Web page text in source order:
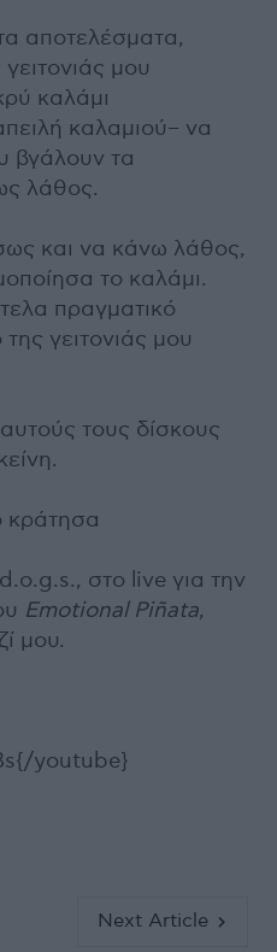
αποτελέσματα,
μου
καλάμι
καλαμιού– να
βγάλουν τα
λάθος.
και να κάνω λάθος,
το καλάμι.
πραγματικό
γειτονιάς μου
τους δίσκους
κράτησα
στο live για την
Emotional Piñata,
μου.
youtube}
Next Article